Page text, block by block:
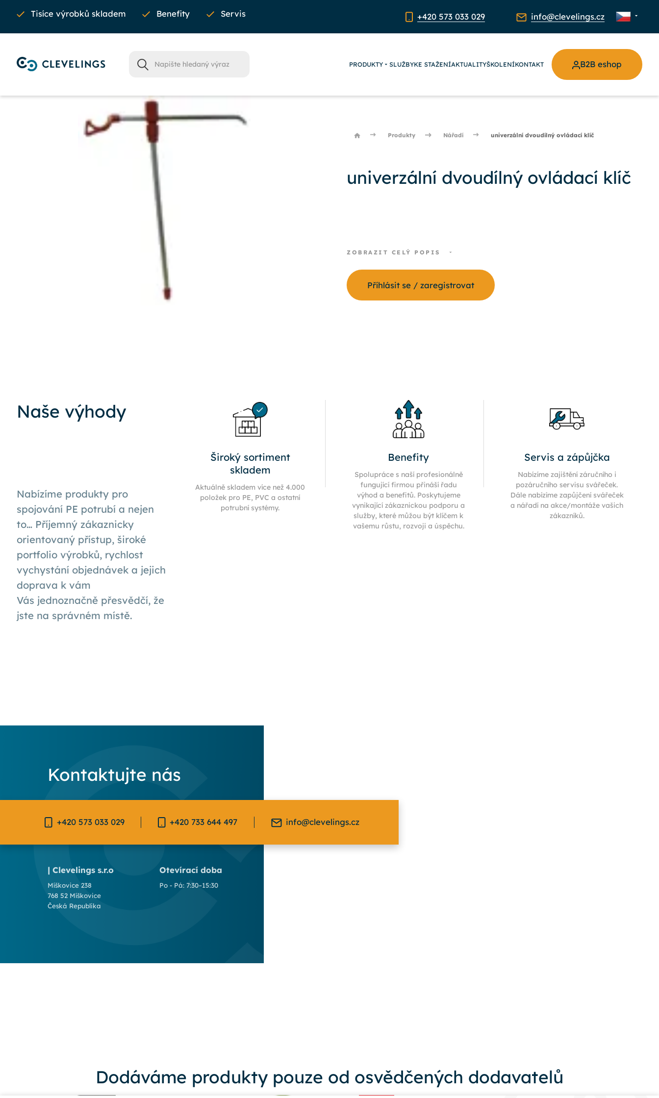
Tisíce výrobků skladem Benefity Servis +420 573 033 029 info@clevelings.cz
PRODUKTY SLUŽBYKE STAŽENÍAKTUALITYŠKOLENÍKONTAKT B2B eshop
Produkty Nářadí univerzální dvoudílný ovládací klíč
univerzální dvoudílný ovládací klíč
ZOBRAZIT CELÝ POPIS
Příhlásit se / zaregistrovat
Naše výhody
Nabízíme produkty pro
spojování PE potrubí a nejen
to… Příjemný zákaznicky
orientovaný přístup, široké
portfolio výrobků, rychlost
vychystání objednávek a jejich
doprava k vám
Vás jednoznačně přesvědčí, že
jste na správném místě.
Široký sortiment
skladem
Aktuálně skladem více než 4.000
položek pro PE, PVC a ostatní
potrubní systémy.
Benefity
Spolupráce s naší profesionálně
fungující firmou přináší řadu
výhod a benefitů. Poskytujeme
vynikající zákaznickou podporu a
služby, které můžou být klíčem k
vašemu růstu, rozvoji a úspěchu.
Servis a zápůjčka
Nabízíme zajištění záručního i
pozáručního servisu svářeček.
Dále nabízíme zapůjčení svářeček
a nářadí na akce/montáže vašich
zákazníků.
Kontaktujte nás
+420 573 033 029 +420 733 644 497 info@clevelings.cz
| Clevelings s.r.o
Míškovice 238
768 52 Míškovice
Česká Republika
Otevírací doba
Po - Pá: 7:30–15:30
Dodáváme produkty pouze od osvědčených dodavatelů